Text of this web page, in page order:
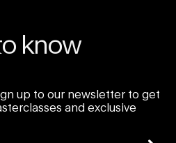
know
up to our newsletter to get
and exclusive